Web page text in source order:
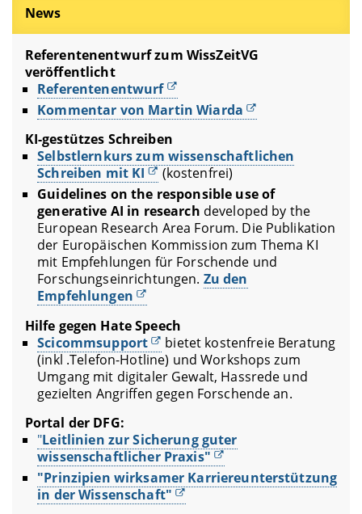
News
Referentenentwurf zum WissZeitVG
veröffentlicht
Referentenentwurf
Kommentar von Martin Wiarda
KI-gestützes Schreiben
Selbstlernkurs zum wissenschaftlichen
Schreiben mit KI
(kostenfrei)
Guidelines on the responsible use of
generative AI in research developed by the
European Research Area Forum. Die Publikation
der Europäischen Kommission zum Thema KI
mit Empfehlungen für Forschende und
Forschungseinrichtungen. Zu den
Empfehlungen
Hilfe gegen Hate Speech
Scicommsupport
bietet kostenfreie Beratung
(inkl .Telefon-Hotline) und Workshops zum
Umgang mit digitaler Gewalt, Hassrede und
gezielten Angriffen gegen Forschende an.
Portal der DFG:
"Leitlinien zur Sicherung guter
wissenschaftlicher Praxis"
"Prinzipien wirksamer Karriereunterstützung
in der Wissenschaft"